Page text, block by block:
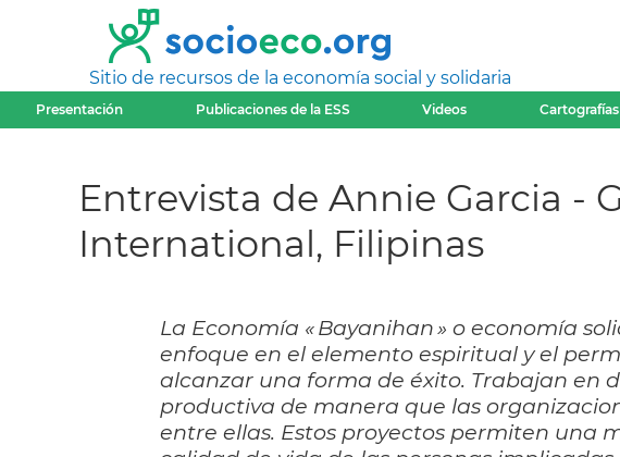
Sitio de recursos de la economía social y solidaria
Presentación Publicaciones de la ESS Videos Cartografías
Entrevista de Annie Garcia -
International, Filipinas
La Economía « Bayanihan » o economía
enfoque en el elemento espiritual y el
alcanzar una forma de éxito. Trabajan en
productiva de manera que las
entre ellas. Estos proyectos permiten una